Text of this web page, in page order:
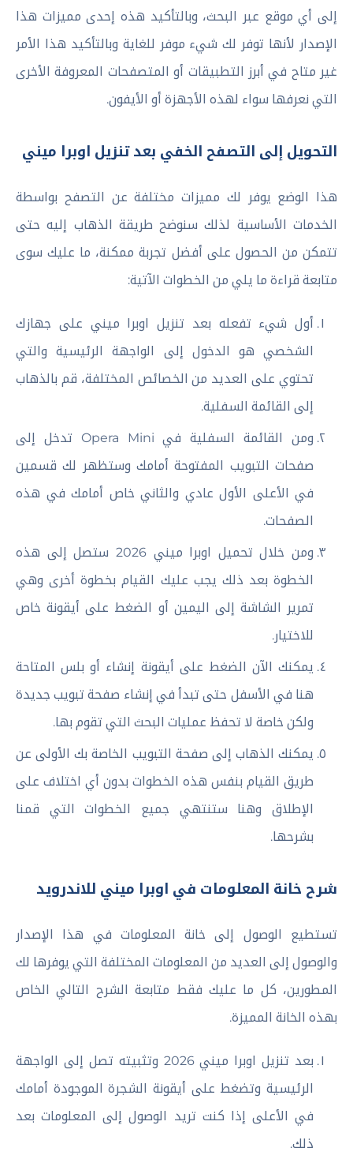
إلى أي موقع عبر البحث، وبالتأكيد هذه إحدى مميزات هذا
الإصدار لأنها توفر لك شيء موفر للغاية وبالتأكيد هذا الأمر
غير متاح في أبرز التطبيقات أو المتصفحات المعروفة الأخرى
التي نعرفها سواء لهذه الأجهزة أو الأيفون.
التحويل إلى التصفح الخفي بعد تنزيل اوبرا ميني
هذا الوضع يوفر لك مميزات مختلفة عن التصفح بواسطة
الخدمات الأساسية لذلك سنوضح طريقة الذهاب إليه حتى
تتمكن من الحصول على أفضل تجربة ممكنة، ما عليك سوى
متابعة قراءة ما يلي من الخطوات الآتية:
أول شيء تفعله بعد تنزيل اوبرا ميني على جهازك
الشخصي هو الدخول إلى الواجهة الرئيسية والتي
تحتوي على العديد من الخصائص المختلفة، قم بالذهاب
إلى القائمة السفلية.
ومن القائمة السفلية في Opera Mini تدخل إلى
صفحات التبويب المفتوحة أمامك وستظهر لك قسمين
في الأعلى الأول عادي والثاني خاص أمامك في هذه
الصفحات.
ومن خلال تحميل اوبرا ميني 2026 ستصل إلى هذه
الخطوة بعد ذلك يجب عليك القيام بخطوة أخرى وهي
تمرير الشاشة إلى اليمين أو الضغط على أيقونة خاص
للاختيار.
يمكنك الآن الضغط على أيقونة إنشاء أو بلس المتاحة
هنا في الأسفل حتى تبدأ في إنشاء صفحة تبويب جديدة
ولكن خاصة لا تحفظ عمليات البحث التي تقوم بها.
يمكنك الذهاب إلى صفحة التبويب الخاصة بك الأولى عن
طريق القيام بنفس هذه الخطوات بدون أي اختلاف على
الإطلاق وهنا ستنتهي جميع الخطوات التي قمنا
بشرحها.
شرح خانة المعلومات في اوبرا ميني للاندرويد
تستطيع الوصول إلى خانة المعلومات في هذا الإصدار
والوصول إلى العديد من المعلومات المختلفة التي يوفرها لك
المطورين، كل ما عليك فقط متابعة الشرح التالي الخاص
بهذه الخانة المميزة.
بعد تنزيل اوبرا ميني 2026 وتثبيته تصل إلى الواجهة
الرئيسية وتضغط على أيقونة الشجرة الموجودة أمامك
في الأعلى إذا كنت تريد الوصول إلى المعلومات بعد
ذلك.